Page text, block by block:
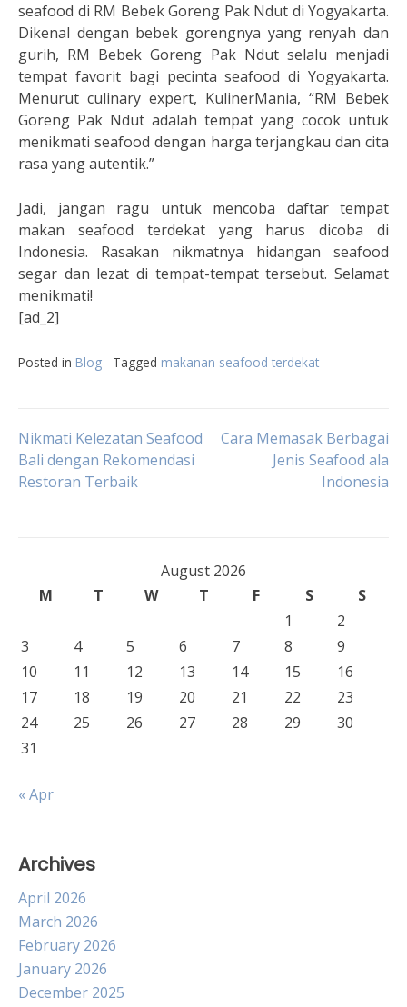
seafood di RM Bebek Goreng Pak Ndut di Yogyakarta.
Dikenal dengan bebek gorengnya yang renyah dan
gurih, RM Bebek Goreng Pak Ndut selalu menjadi
tempat favorit bagi pecinta seafood di Yogyakarta.
Menurut culinary expert, KulinerMania, “RM Bebek
Goreng Pak Ndut adalah tempat yang cocok untuk
menikmati seafood dengan harga terjangkau dan cita
rasa yang autentik.”
Jadi, jangan ragu untuk mencoba daftar tempat
makan seafood terdekat yang harus dicoba di
Indonesia. Rasakan nikmatnya hidangan seafood
segar dan lezat di tempat-tempat tersebut. Selamat
menikmati!
[ad_2]
Posted in Blog Tagged makanan seafood terdekat
Post
navigation
Nikmati Kelezatan Seafood
Bali dengan Rekomendasi
Restoran Terbaik
Cara Memasak Berbagai
Jenis Seafood ala
Indonesia
August 2026
M
T W T F S
S
1
2
3
4 5 6 7 8
9
10
11 12 13 14 15
16
17
18 19 20 21 22
23
24
25 26 27 28 29
30
31
« Apr
Archives
April 2026
March 2026
February 2026
January 2026
December 2025